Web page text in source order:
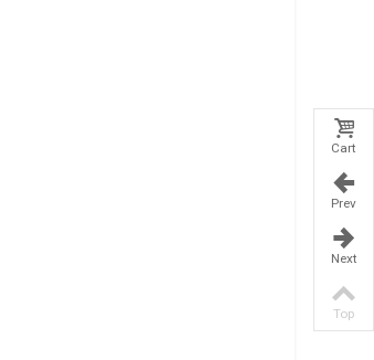
Cart
Prev
Next
Top